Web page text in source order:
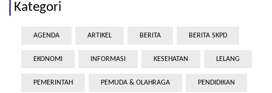
Kategori
AGENDA ARTIKEL BERITA BERITA SKPD
EKONOMI INFORMASI KESEHATAN LELANG
PEMERINTAH PEMUDA & OLAHRAGA PENDIDIKAN